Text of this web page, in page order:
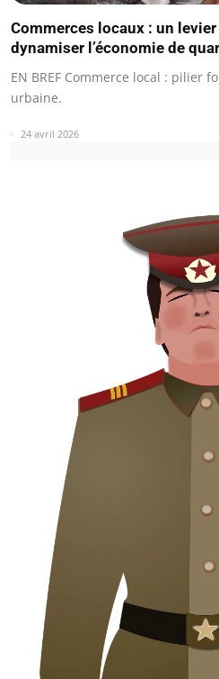
Commerces locaux : un
dynamiser l’économie de
EN BREF Commerce local : pilier
urbaine.
24 avril 2026